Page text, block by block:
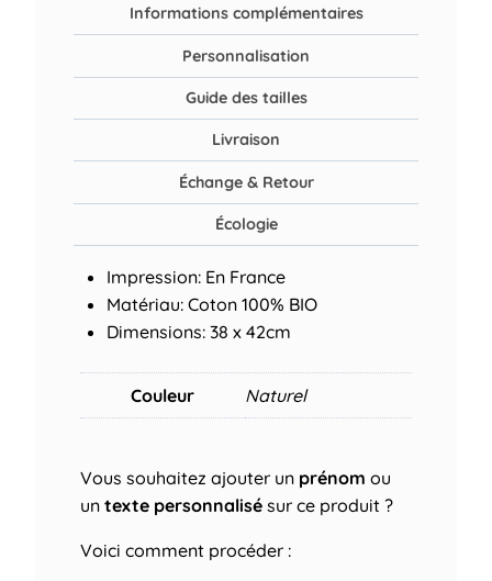
Informations complémentaires
Personnalisation
Guide des tailles
Livraison
Échange & Retour
Écologie
Impression: En France
Matériau: Coton 100% BIO
Dimensions: 38 x 42cm
Couleur Naturel
Vous souhaitez ajouter un prénom ou
un texte personnalisé sur ce produit ?
Voici comment procéder :